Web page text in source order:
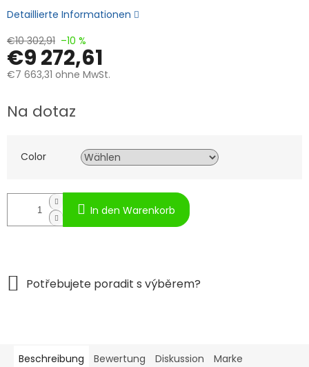
€10 302,91 –10 %
€9 272,61
€7 663,31 ohne MwSt.
Na dotaz
Color
In den Warenkorb
Detaillierte Informationen
Beschreibung Bewertung Diskussion Marke